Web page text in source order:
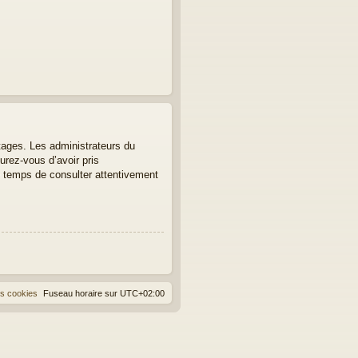
Les administrateurs du
vous d’avoir pris
de consulter attentivement
Fuseau horaire sur UTC+02:00
cookies